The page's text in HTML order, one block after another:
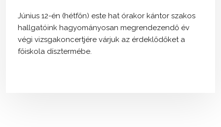
Június 12-én (hétfőn) este hat órakor kántor szakos
hallgatóink hagyományosan megrendezendő év
végi vizsgakoncertjére várjuk az érdeklődőket a
főiskola dísztermébe.